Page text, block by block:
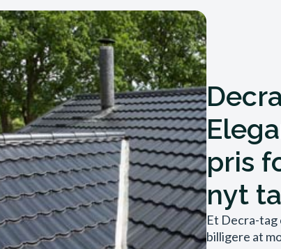
pris
nyt
Et Decra-
billigere at